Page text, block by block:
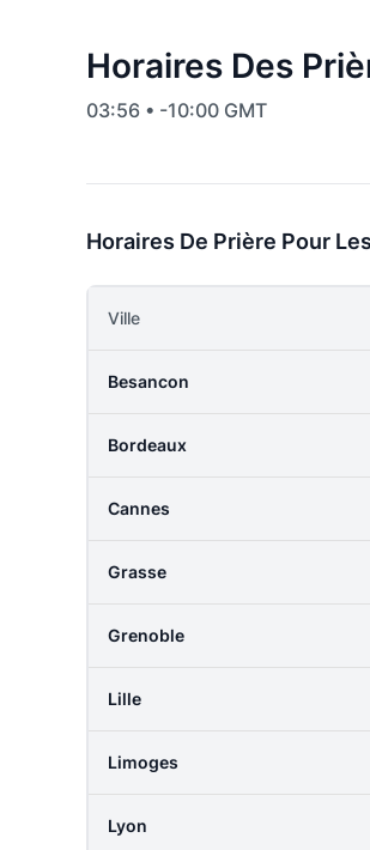
Horaires Des
03:56 • -10:00 GMT
Horaires De Prière Pour
Ville
Besancon
Bordeaux
Cannes
Grasse
Grenoble
Lille
Limoges
Lyon